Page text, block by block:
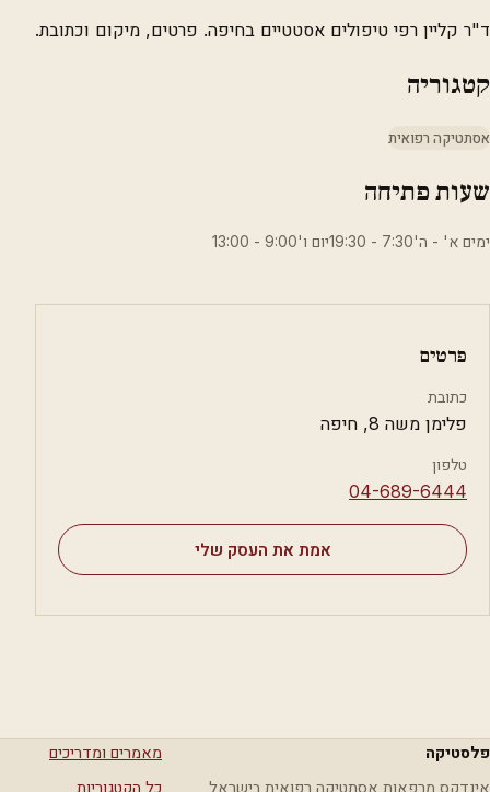
ד"ר קליין רפי טיפולים אסטטיים בחיפה. פרטים, מיקום וכתובת.
קטגוריה
אסתטיקה רפואית
שעות פתיחה
ימים א' - ה'7:30 - 19:30יום ו'9:00 - 13:00
פרטים
כתובת
פלימן משה 8, חיפה
טלפון
⁦04-689-6444⁩
אמת את העסק שלי
פלסטיקה
אינדקס מרפאות אסתטיקה רפואית בישראל
מאמרים ומדריכים
כל הקטגוריות